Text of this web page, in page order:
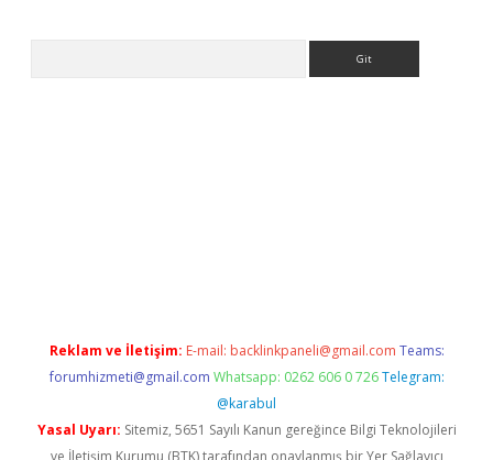
Reklam ve İletişim: E-mail: backlinkpaneli@gmail.com Teams:
forumhizmeti@gmail.com Whatsapp: 0262 606 0 726 Telegram:
@karabul
Yasal Uyarı: Sitemiz, 5651 Sayılı Kanun gereğince Bilgi Teknolojileri
ve İletişim Kurumu (BTK) tarafından onaylanmış bir Yer Sağlayıcı